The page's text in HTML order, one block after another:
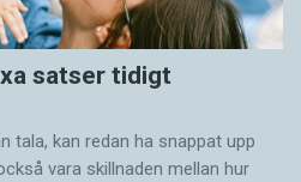
satser tidigt
tala, kan redan ha snappat upp
vara skillnaden mellan hur